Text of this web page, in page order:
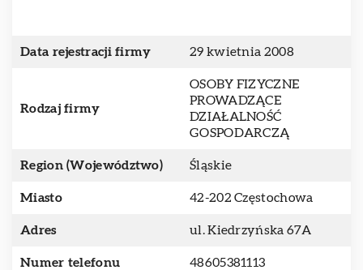
Data rejestracji firmy 29 kwietnia 2008
Rodzaj firmy
OSOBY FIZYCZNE
PROWADZĄCE
DZIAŁALNOŚĆ
GOSPODARCZĄ
Region (Województwo) Śląskie
Miasto 42-202 Częstochowa
Adres ul. Kiedrzyńska 67A
Numer telefonu 48605381113